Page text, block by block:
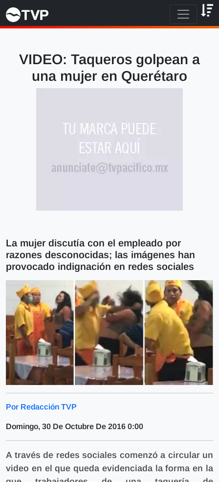
VIDEO: Taqueros golpean a
una mujer en Querétaro
La mujer discutía con el empleado por
razones desconocidas; las imágenes han
provocado indignación en redes sociales
Por Redacción TVP
Domingo, 30 De Octubre De 2016 0:00
A través de redes sociales comenzó a circular un
video en el que queda evidenciada la forma en la